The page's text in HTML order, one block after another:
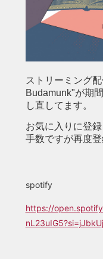
ストリーミング
Budamunk"が期
し直してます。
お気に入りに登
手数ですが再度
spotify
https://